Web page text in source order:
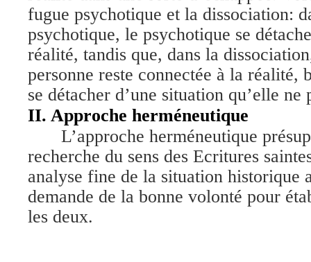
fugue psychotique et la dissociation:
psychotique, le psychotique se
réalité, tandis que, dans la
personne reste connectée à la réalité,
se détacher d’une situation qu’elle ne
II. Approche herméneutique
L’approche herméneutique
recherche du sens des Ecritures
analyse fine de la situation historique
demande de la bonne volonté pour
les deux.